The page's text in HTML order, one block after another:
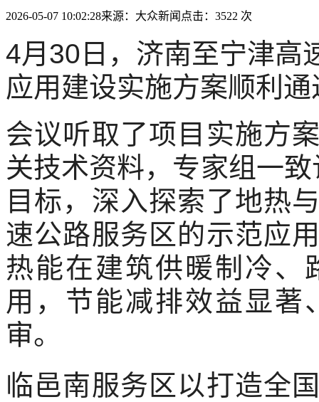
2026-05-07 10:02:28来源：大众新闻 点击：3522 次
4月30日，济南至宁津高
应用建设实施方案顺利
会议听取了项目实施方
关技术资料，专家组一
目标，深入探索了地热
速公路服务区的示范应
热能在建筑供暖制冷、
用，节能减排效益显著
审。
临邑南服务区以打造全